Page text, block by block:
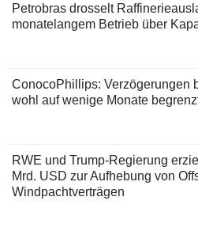
Petrobras drosselt
monatelangem Betrieb über
ConocoPhillips: Verzögerungen
wohl auf wenige Monate
RWE und Trump-Regierung
Mrd. USD zur Aufhebung von
Windpachtverträgen